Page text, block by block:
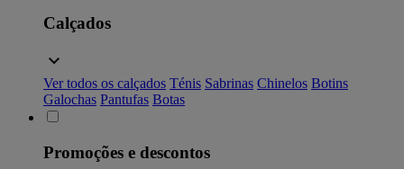
Calçados
Ver todos os calçados Ténis Sabrinas Chinelos Botins
Galochas Pantufas Botas
Promoções e descontos